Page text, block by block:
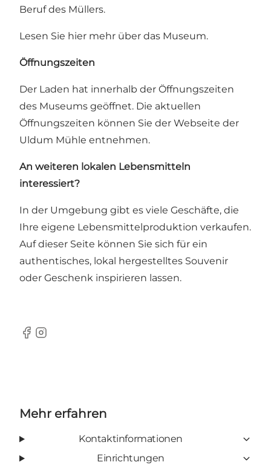
Beruf des Müllers.
Lesen Sie hier mehr über das Museum.
Öffnungszeiten
Der Laden hat innerhalb der Öffnungszeiten
des Museums geöffnet. Die aktuellen
Öffnungszeiten können Sie der Webseite der
Uldum Mühle entnehmen.
An weiteren lokalen Lebensmitteln
interessiert?
In der Umgebung gibt es viele Geschäfte, die
Ihre eigene Lebensmittelproduktion verkaufen.
Auf dieser Seite können Sie sich für ein
authentisches, lokal hergestelltes Souvenir
oder Geschenk inspirieren lassen.
Facebook
Instagram
Mehr erfahren
Kontaktinformationen
Einrichtungen